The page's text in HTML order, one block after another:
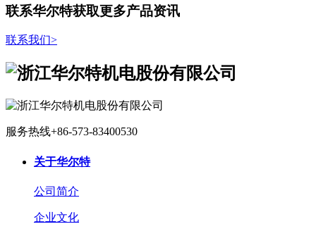
联系华尔特获取更多产品资讯
联系我们>
服务热线+86-573-83400530
关于华尔特
公司简介
企业文化